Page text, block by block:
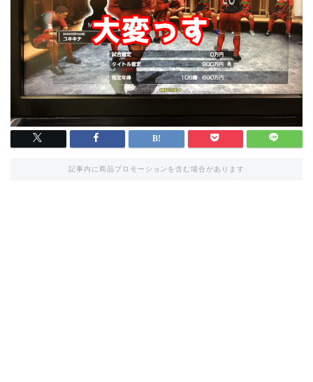
記事内に商品プロモーションを含む場合があります